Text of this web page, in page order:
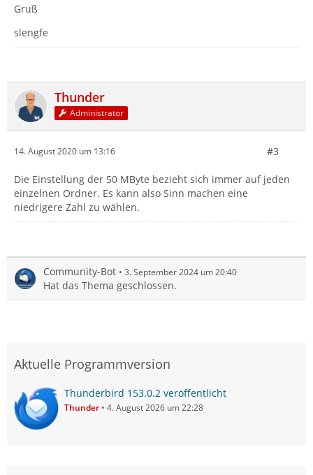
Gruß
slengfe
Thunder
Administrator
14. August 2020 um 13:16 #3
Die Einstellung der 50 MByte bezieht sich immer auf jeden
einzelnen Ordner. Es kann also Sinn machen eine
niedrigere Zahl zu wählen.
Community-Bot 3. September 2024 um 20:40
Hat das Thema geschlossen.
Aktuelle Programmversion
Thunderbird 153.0.2 veröffentlicht
Thunder 4. August 2026 um 22:28